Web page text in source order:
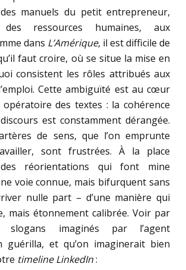
manuels du petit entrepreneur,
ressources humaines, aux
dans L’Amérique, il est difficile de
faut croire, où se situe la mise en
consistent les rôles attribués aux
Cette ambiguïté est au cœur
des textes : la cohérence
est constamment dérangée.
de sens, que l’on emprunte
sont frustrées. À la place
des réorientations qui font mine
voie connue, mais bifurquent sans
nulle part – d’une manière qui
mais étonnement calibrée. Voir par
slogans imaginés par l’agent
guérilla, et qu’on imaginerait bien
timeline LinkedIn: